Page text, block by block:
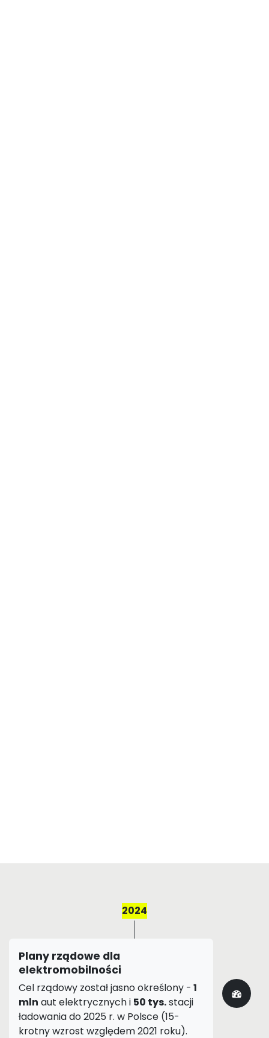
2024
Plany rządowe dla
elektromobilności
Cel rządowy został jasno określony - 1
mln aut elektrycznych i 50 tys.stacji
ładowania do 2025 r. w Polsce (15-
krotny wzrost względem 2021 roku).